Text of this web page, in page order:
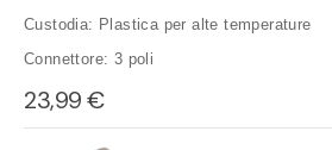
Custodia: Plastica per alte temperature
Connettore: 3 poli
23,99 €